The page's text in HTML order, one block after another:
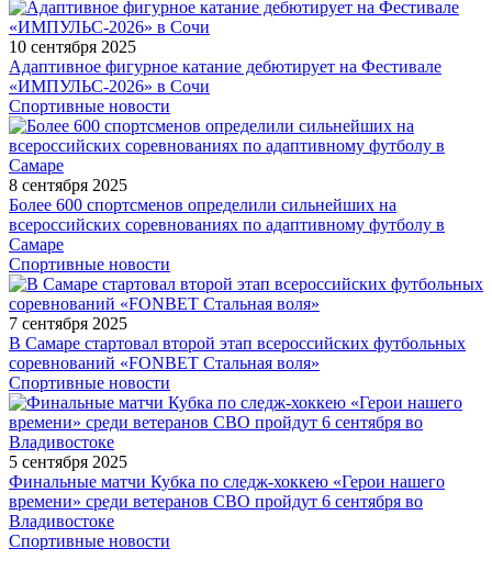
10 сентября 2025
Адаптивное фигурное катание дебютирует на Фестивале
«ИМПУЛЬС-2026» в Сочи
Спортивные новости
8 сентября 2025
Более 600 спортсменов определили сильнейших на
всероссийских соревнованиях по адаптивному футболу в
Самаре
Спортивные новости
7 сентября 2025
В Самаре стартовал второй этап всероссийских футбольных
соревнований «FONBET Стальная воля»
Спортивные новости
5 сентября 2025
Финальные матчи Кубка по следж-хоккею «Герои нашего
времени» среди ветеранов СВО пройдут 6 сентября во
Владивостоке
Спортивные новости